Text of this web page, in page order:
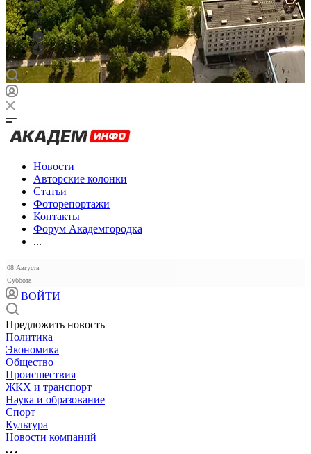
Новости
Авторские колонки
Статьи
Фоторепортажи
Контакты
Форум Академгородка
...
08 Августа
Суббота
ВОЙТИ
Предложить новость
Политика
Экономика
Общество
Происшествия
ЖКХ и транспорт
Наука и образование
Спорт
Культура
Новости компаний